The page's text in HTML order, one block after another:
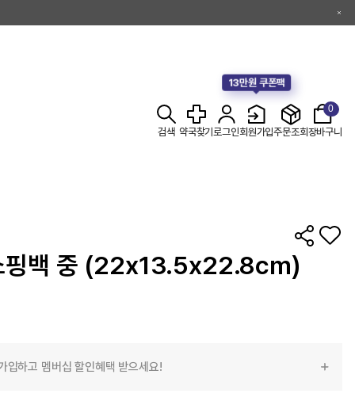
검색 약국찾기로그인
13만원 쿠폰팩
회원가입주문조회
0
장바구니
핑백 중 (22x13.5x22.8cm)
입하고 멤버십 할인혜택 받으세요!